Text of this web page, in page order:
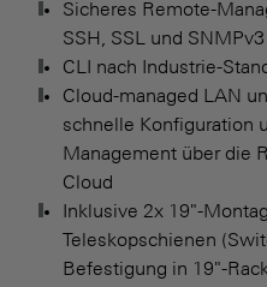
Sicheres Remote-
SSH, SSL und SNMPv3
CLI nach Industrie-
Cloud-managed LAN
schnelle Konfiguration
Management über die
Cloud
Inklusive 2x 19"-
Teleskopschienen
Befestigung in 19"-